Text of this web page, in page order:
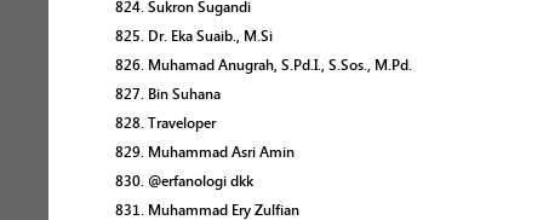
824. Sukron Sugandi
825. Dr. Eka Suaib., M.Si
826. Muhamad Anugrah, S.Pd.I., S.Sos., M.Pd.
827. Bin Suhana
828. Traveloper
829. Muhammad Asri Amin
830. @erfanologi dkk
831. Muhammad Ery Zulfian